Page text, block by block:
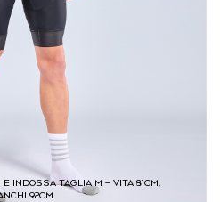
E INDOSSA TAGLIA M – VITA 81CM,
92CM